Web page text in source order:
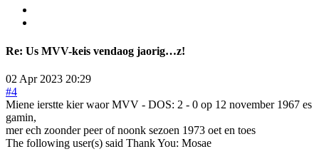
Re: Us MVV-keis vendaog jaorig…z!
02 Apr 2023 20:29
#4
Miene ierstte kier waor MVV - DOS: 2 - 0 op 12 november 1967 es
gamin,
mer ech zoonder peer of noonk sezoen 1973 oet en toes
The following user(s) said Thank You: Mosae